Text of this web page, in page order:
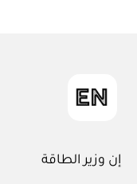
إن وزير الطاقة